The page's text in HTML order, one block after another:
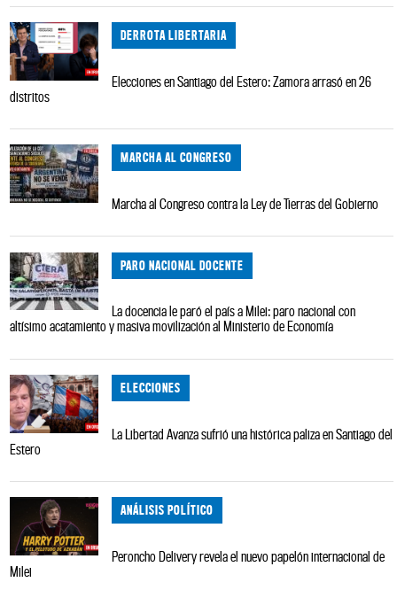
DERROTA LIBERTARIA
Elecciones en Santiago del Estero: Zamora arrasó en 26
distritos
MARCHA AL CONGRESO
Marcha al Congreso contra la Ley de Tierras del Gobierno
PARO NACIONAL DOCENTE
La docencia le paró el país a Milei: paro nacional con
altísimo acatamiento y masiva movilización al Ministerio de Economía
ELECCIONES
La Libertad Avanza sufrió una histórica paliza en Santiago del
Estero
ANÁLISIS POLÍTICO
Peroncho Delivery revela el nuevo papelón internacional de
Milei